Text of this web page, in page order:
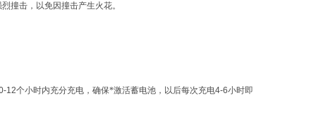
撞击，以免因撞击产生火花。
12个小时内充分充电，确保*激活蓄电池，以后每次充电4-6小时即